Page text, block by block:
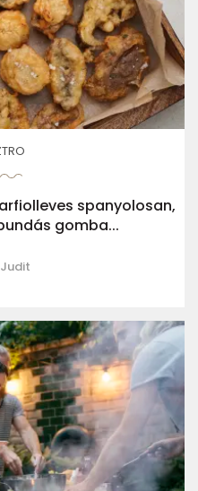
spanyolosan,
gomba...